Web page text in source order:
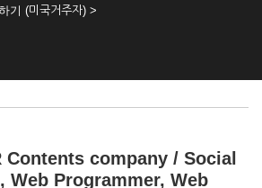
기 (미국거주자) >
Contents company / Social
Web Programmer, Web